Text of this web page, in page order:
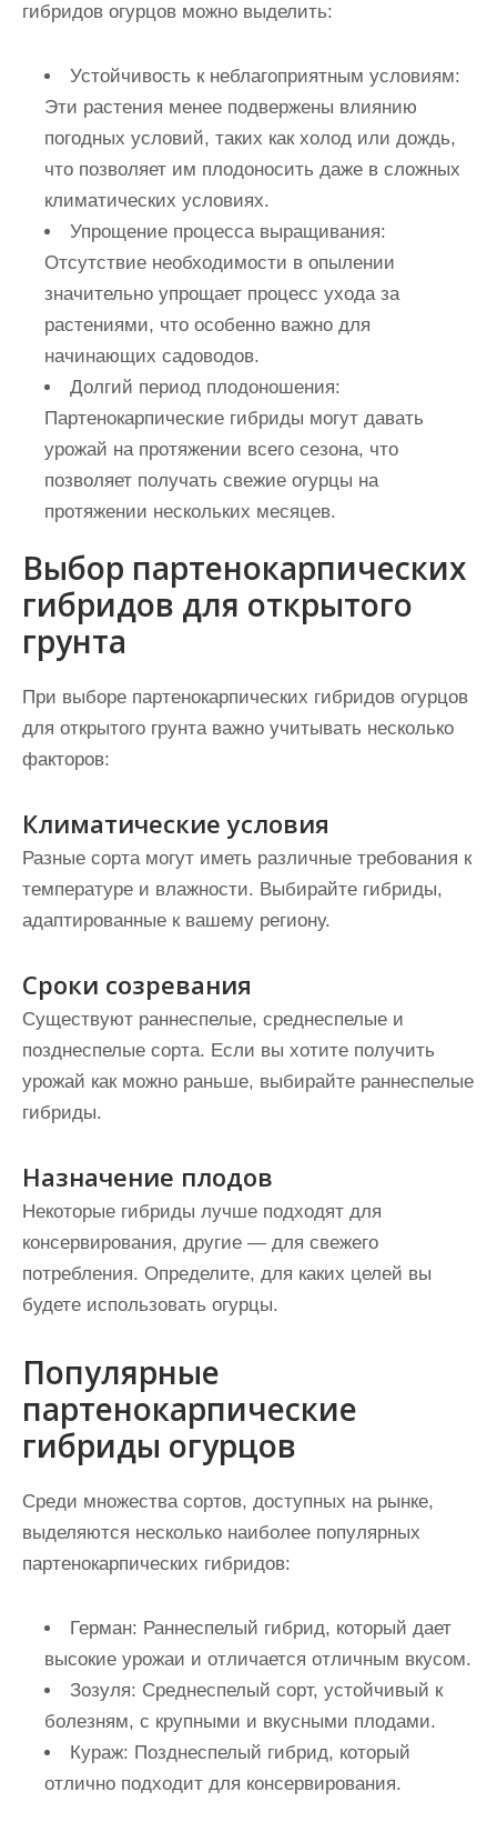
гибридов огурцов можно выделить:
Устойчивость к неблагоприятным условиям:
Эти растения менее подвержены влиянию
погодных условий, таких как холод или дождь,
что позволяет им плодоносить даже в сложных
климатических условиях.
Упрощение процесса выращивания:
Отсутствие необходимости в опылении
значительно упрощает процесс ухода за
растениями, что особенно важно для
начинающих садоводов.
Долгий период плодоношения:
Партенокарпические гибриды могут давать
урожай на протяжении всего сезона, что
позволяет получать свежие огурцы на
протяжении нескольких месяцев.
Выбор партенокарпических
гибридов для открытого
грунта
При выборе партенокарпических гибридов огурцов
для открытого грунта важно учитывать несколько
факторов:
Климатические условия
Разные сорта могут иметь различные требования к
температуре и влажности. Выбирайте гибриды,
адаптированные к вашему региону.
Сроки созревания
Существуют раннеспелые, среднеспелые и
позднеспелые сорта. Если вы хотите получить
урожай как можно раньше, выбирайте раннеспелые
гибриды.
Назначение плодов
Некоторые гибриды лучше подходят для
консервирования, другие — для свежего
потребления. Определите, для каких целей вы
будете использовать огурцы.
Популярные
партенокарпические
гибриды огурцов
Среди множества сортов, доступных на рынке,
выделяются несколько наиболее популярных
партенокарпических гибридов:
Герман: Раннеспелый гибрид, который дает
высокие урожаи и отличается отличным вкусом.
Зозуля: Среднеспелый сорт, устойчивый к
болезням, с крупными и вкусными плодами.
Кураж: Позднеспелый гибрид, который
отлично подходит для консервирования.